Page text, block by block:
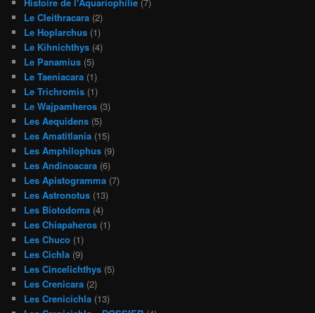
Histoire de l'Aquariophilie (7)
Le Cleithracara (2)
Le Hoplarchus (1)
Le Kihnichthys (4)
Le Panamius (5)
Le Taeniacara (1)
Le Trichromis (1)
Le Wajpamheros (3)
Les Aequidens (5)
Les Amatitlania (15)
Les Amphilophus (9)
Les Andinoacara (6)
Les Apistogramma (7)
Les Astronotus (13)
Les Biotodoma (4)
Les Chiapaheros (1)
Les Chuco (1)
Les Cichla (9)
Les Cincelichthys (5)
Les Crenicara (2)
Les Crenicichla (13)